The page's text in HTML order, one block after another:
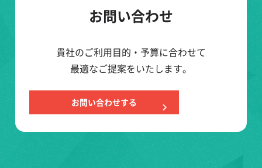
お問い合わせ
貴社のご利用目的・予算に合わせて
最適なご提案をいたします。
お問い合わせする